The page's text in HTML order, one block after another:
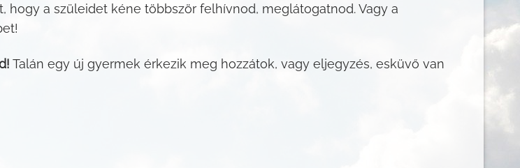
a szüleidet kéne többször felhívnod, meglátogatnod. Vagy a
Talán egy új gyermek érkezik meg hozzátok, vagy eljegyzés, esküvő van